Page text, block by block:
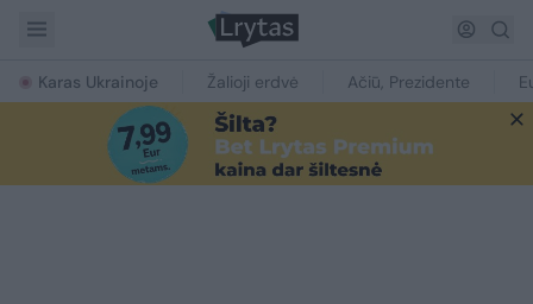
Karas Ukrainoje Žalioji erdvė Ačiū, Prezidente